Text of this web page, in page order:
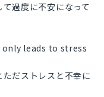
過度に不安になって
leads to stress
ただストレスと不幸に